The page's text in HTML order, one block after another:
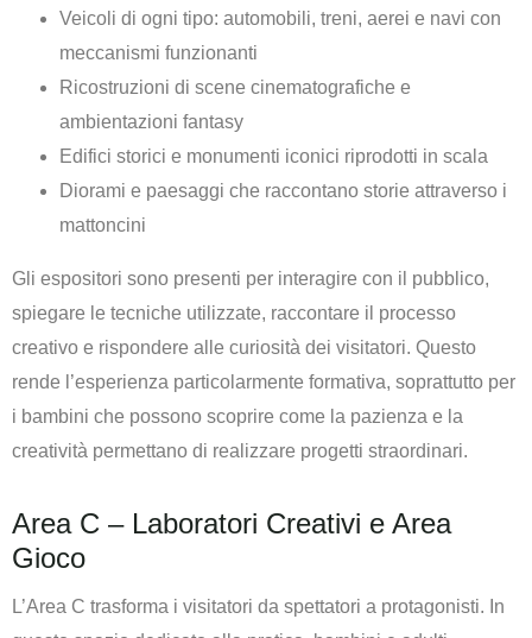
Veicoli di ogni tipo: automobili, treni, aerei e navi con
meccanismi funzionanti
Ricostruzioni di scene cinematografiche e
ambientazioni fantasy
Edifici storici e monumenti iconici riprodotti in scala
Diorami e paesaggi che raccontano storie attraverso i
mattoncini
Gli espositori sono presenti per interagire con il pubblico,
spiegare le tecniche utilizzate, raccontare il processo
creativo e rispondere alle curiosità dei visitatori. Questo
rende l’esperienza particolarmente formativa, soprattutto per
i bambini che possono scoprire come la pazienza e la
creatività permettano di realizzare progetti straordinari.
Area C – Laboratori Creativi e Area
Gioco
L’Area C trasforma i visitatori da spettatori a protagonisti. In